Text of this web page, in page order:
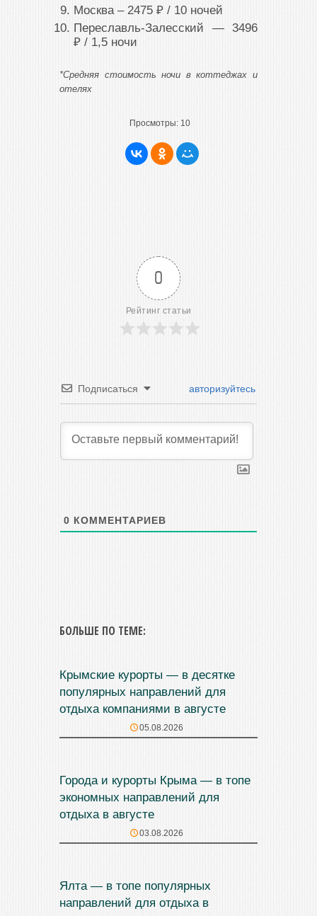
Москва – 2475 ₽ / 10 ночей
Переславль-Залесский — 3496
₽ / 1,5 ночи
*Средняя стоимость ночи в коттеджах и
отелях
Просмотры: 10
0
Рейтинг статьи
Подписаться авторизуйтесь
0 КОММЕНТАРИЕВ
БОЛЬШЕ ПО ТЕМЕ:
Крымские курорты — в десятке
популярных направлений для
отдыха компаниями в августе
05.08.2026
Города и курорты Крыма — в топе
экономных направлений для
отдыха в августе
03.08.2026
Ялта — в топе популярных
направлений для отдыха в